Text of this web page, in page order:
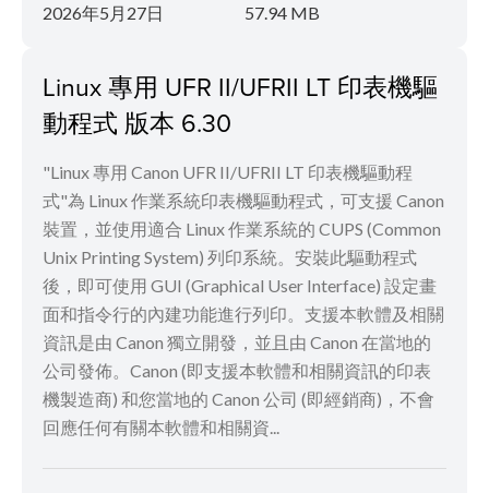
2026年5月27日
57.94 MB
Linux 專用 UFR II/UFRII LT 印表機驅
動程式 版本 6.30
"Linux 專用 Canon UFR II/UFRII LT 印表機驅動程
式"為 Linux 作業系統印表機驅動程式，可支援 Canon
裝置，並使用適合 Linux 作業系統的 CUPS (Common
Unix Printing System) 列印系統。安裝此驅動程式
後，即可使用 GUI (Graphical User Interface) 設定畫
面和指令行的內建功能進行列印。支援本軟體及相關
資訊是由 Canon 獨立開發，並且由 Canon 在當地的
公司發佈。Canon (即支援本軟體和相關資訊的印表
機製造商) 和您當地的 Canon 公司 (即經銷商)，不會
回應任何有關本軟體和相關資...